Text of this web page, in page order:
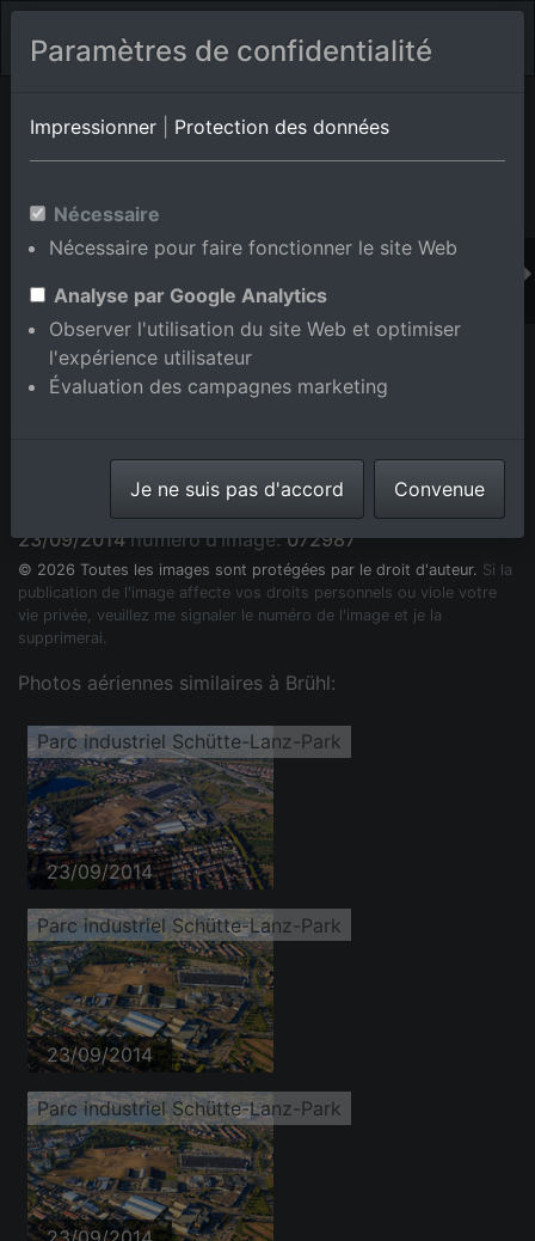
Album de lieux Brühl en Bade-Wurtemberg,Allemagne
Parc industriel Schütte-Lanz-Park à Brühl dans le
département Bade-Wurtemberg, Allemagneprise le
23/09/2014numéro d'image:072987
© 2026 Toutes les images sont protégées par le droit d'auteur. Si la
publication de l'image affecte vos droits personnels ou viole votre
vie privée, veuillez me signaler le numéro de l'image et je la
supprimerai.
Photos aériennes similaires à Brühl:
Parc industriel Schütte-Lanz-Park
23/09/2014
Parc industriel Schütte-Lanz-Park
23/09/2014
Parc industriel Schütte-Lanz-Park
Paramètres de confidentialité
Impressionner Protection des données
Nécessaire
Nécessaire pour faire fonctionner le site Web
Analyse par Google Analytics
Observer l'utilisation du site Web et optimiser
l'expérience utilisateur
Évaluation des campagnes marketing
Je ne suis pas d'accord Convenue